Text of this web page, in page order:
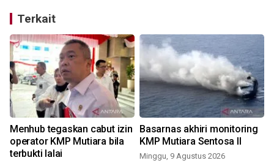
Terkait
Menhub tegaskan cabut izin
operator KMP Mutiara bila
terbukti lalai
Basarnas akhiri monitoring
KMP Mutiara Sentosa II
Minggu, 9 Agustus 2026